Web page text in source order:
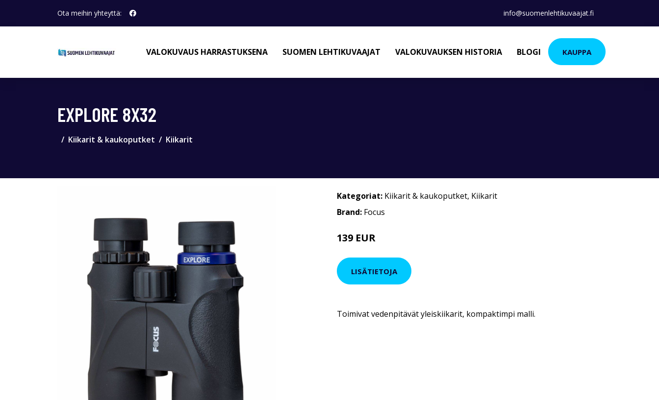
Ota meihin yhteyttä: info@suomenlehtikuvaajat.fi
VALOKUVAUS HARRASTUKSENA SUOMEN LEHTIKUVAAJAT VALOKUVAUKSEN HISTORIA BLOGI KAUPPA
EXPLORE 8X32
Kiikarit & kaukoputket Kiikarit
Kategoriat: Kiikarit & kaukoputket, Kiikarit
Brand: Focus
139 EUR
LISÄTIETOJA
Toimivat vedenpitävät yleiskiikarit, kompaktimpi malli.